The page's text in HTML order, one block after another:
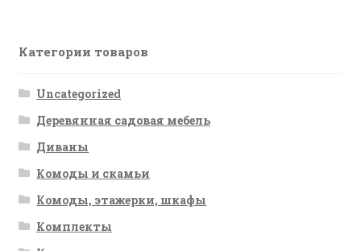
Категории товаров
Uncategorized
Деревянная садовая мебель
Диваны
Комоды и скамьи
Комоды, этажерки, шкафы
Комплекты